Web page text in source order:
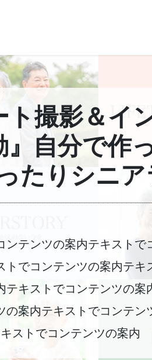
撮影＆イ
自分で作
たりシニア
テンツの案内テキスト
でコンテンツの案内テ
キストでコンテンツの案
案内テキストでコンテ
キストでコンテンツの案内